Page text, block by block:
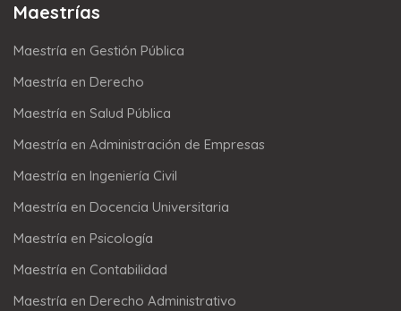
Maestrías
Maestría en Gestión Pública
Maestría en Derecho
Maestría en Salud Pública
Maestría en Administración de Empresas
Maestría en Ingeniería Civil
Maestría en Docencia Universitaria
Maestría en Psicología
Maestría en Contabilidad
Maestría en Derecho Administrativo